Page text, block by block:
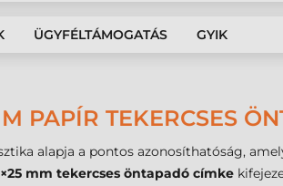
ÜGYFÉLTÁMOGATÁS GYIK
PAPÍR TEKERCSES
alapja a pontos azonosíthatóság,
mm tekercses öntapadó címke